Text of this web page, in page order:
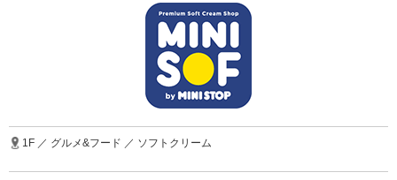
1F ／ グルメ&フード ／ ソフトクリーム